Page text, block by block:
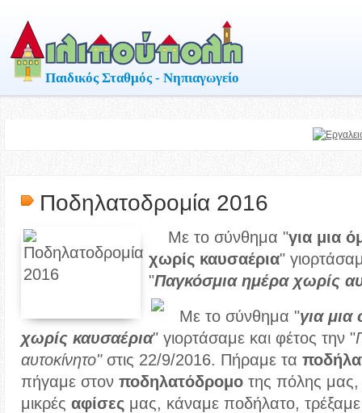
Παιδικός Σταθμός - Νηπιαγωγείο
Ποδηλατοδρομία 2016
Με το σύνθημα "για μια
χωρίς καυσαέρια"
"Παγκόσμια ημέρα χωρίς
Με το σύνθημα "για
χωρίς καυσαέρια" γιορτάσαμε και φέτος την "
αυτοκίνητο"στις 22/9/2016. Πήραμε τα
πήγαμε στον ποδηλατόδρομο της πόλης
μικρές αφίσες μας, κάναμε ποδήλατο,